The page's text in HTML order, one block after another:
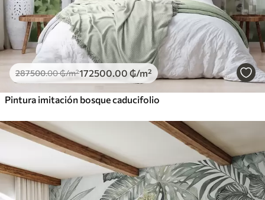
287500.00₲/m²172500 .00 ₲/m²
Pintura imitación bosque caducifolio